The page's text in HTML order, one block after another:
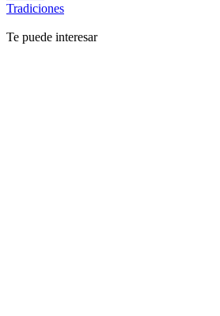
Tradiciones
Te puede interesar